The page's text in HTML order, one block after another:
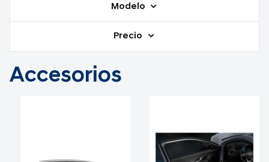
Modelo
Precio
Accesorios